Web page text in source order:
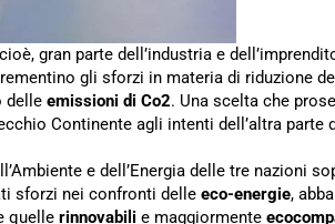
gran parte dell’industria e
gli sforzi in materia di riduzione
delle emissioni di Co2. Una scelta che
Continente agli intenti dell’altra parte
e dell’Energia delle tre nazioni
sforzi nei confronti delle eco-energie,
quelle rinnovabili e maggiormente